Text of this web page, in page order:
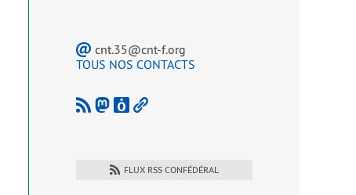
cnt.35@cnt-f.org
TOUS NOS CONTACTS
FLUX RSS CONFÉDÉRAL